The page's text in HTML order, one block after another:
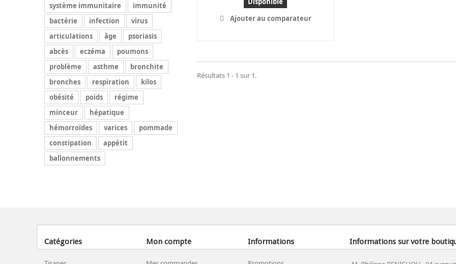
système immunitaire
immunité
bactérie
infection
virus
articulations
âge
psoriasis
abcès
eczéma
poumons
problème
asthme
bronchite
bronches
respiration
kilos
obésité
poids
régime
minceur
hépatique
hémorroïdes
varices
pommade
constipation
appétit
ballonnements
Ajouter au comparateur
Résultats 1 - 1 sur 1.
Catégories Mon compte Informations Informations sur votre